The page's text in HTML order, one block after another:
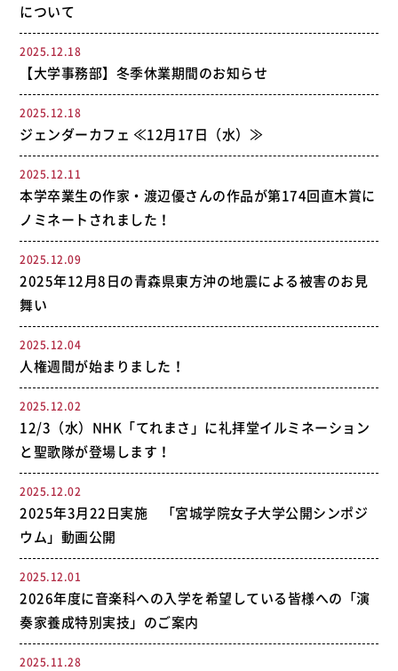
について
2025.12.18
【大学事務部】冬季休業期間のお知らせ
2025.12.18
ジェンダーカフェ ≪12月17日（水）≫
2025.12.11
本学卒業生の作家・渡辺優さんの作品が第174回直木賞に
ノミネートされました！
2025.12.09
2025年12月8日の青森県東方沖の地震による被害のお見
舞い
2025.12.04
人権週間が始まりました！
2025.12.02
12/3（水）NHK「てれまさ」に礼拝堂イルミネーション
と聖歌隊が登場します！
2025.12.02
2025年3月22日実施 「宮城学院女子大学公開シンポジ
ウム」動画公開
2025.12.01
2026年度に音楽科への入学を希望している皆様への「演
奏家養成特別実技」のご案内
2025.11.28